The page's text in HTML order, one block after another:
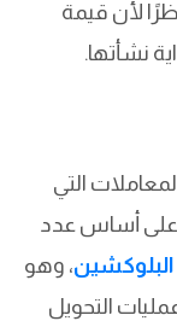
لأن قيمة
نشأتها.
التي
على أساس عدد
البلوكشين، وهو
التحويل